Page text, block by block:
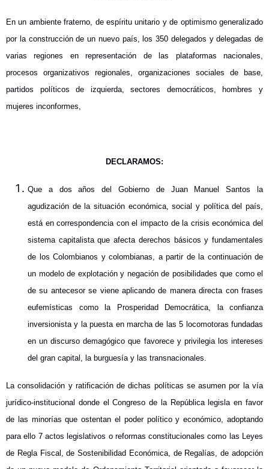
En un ambiente fraterno, de espíritu unitario y de optimismo generalizado
por la construcción de un nuevo país, los 350 delegados y delegadas de
varias regiones en representación de las plataformas nacionales,
procesos organizativos regionales, organizaciones sociales de base,
partidos políticos de izquierda, sectores democráticos, hombres y
mujeres inconformes,
DECLARAMOS:
Que a dos años del Gobierno de Juan Manuel Santos la
agudización de la situación económica, social y política del país,
está en correspondencia con el impacto de la crisis económica del
sistema capitalista que afecta derechos básicos y fundamentales
de los Colombianos y colombianas, a partir de la continuación de
un modelo de explotación y negación de posibilidades que como el
de su antecesor se viene aplicando de manera directa con frases
eufemísticas como la Prosperidad Democrática, la confianza
inversionista y la puesta en marcha de las 5 locomotoras fundadas
en un discurso demagógico que favorece y privilegia los intereses
del gran capital, la burguesía y las transnacionales.
La consolidación y ratificación de dichas políticas se asumen por la vía
jurídico-institucional donde el Congreso de la República legisla en favor
de las minorías que ostentan el poder político y económico, adoptando
para ello 7 actos legislativos o reformas constitucionales como las Leyes
de Regla Fiscal, de Sostenibilidad Económica, de Regalías, de adopción